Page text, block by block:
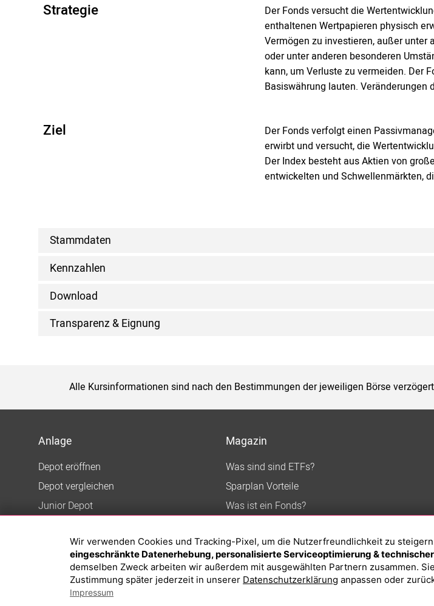
Strategie
Der Fonds versucht die
enthaltenen Wertpapieren physisch
Vermögen zu investieren, außer
oder unter anderen besonderen
kann, um Verluste zu vermeiden. Der
Basiswährung lauten. Veränderungen
Ziel
Der Fonds verfolgt einen
erwirbt und versucht, die
Der Index besteht aus Aktien von
entwickelten und Schwellenmärkten,
Stammdaten
Kennzahlen
Download
Transparenz & Eignung
Alle Kursinformationen sind nach den Bestimmungen der jeweiligen Börse
Anlage
Depot eröffnen
Depot vergleichen
Junior Depot
Top-Fonds
Fonds-Suche
Magazin
Was sind sind ETFs?
Sparplan Vorteile
Was ist ein Fonds?
Wir verwenden Cookies und Tracking-Pixel, um die Nutzerfreundlichkeit zu
eingeschränkte Datenerhebung, personalisierte Serviceoptimierung &
demselben Zweck arbeiten wir außerdem mit ausgewählten Partnern zusammen.
Zustimmung später jederzeit in unserer Datenschutzerklärung anpassen oder
Impressum